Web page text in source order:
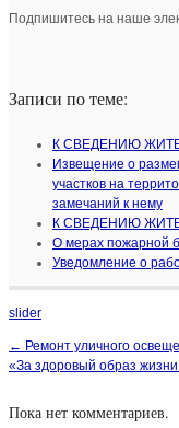
Подпишитесь на наше
Записи по теме:
К СВЕДЕНИЮ
Извещение о
участков на
замечаний к нему
К СВЕДЕНИЮ
О мерах пожарной
Уведомление о
slider
← Ремонт уличного
«За здоровый образ
Пока нет комментариев.